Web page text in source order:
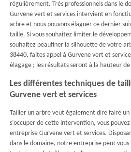
régulièrement. Très professionnels dans le
Gurvene vert et services intervient en
arbre et nous pouvons élaguer ce dernier
taille. Si vous souhaitez limiter le
souhaitez peaufiner la silhouette de votre
38440, faites appel à Gurvene vert et
élagage ; les résultats seront à la hauteur de
Les différentes techniques de
Gurvene vert et services
Tailler un arbre veut également dire faire un
s’occuper de cette intervention, vous
entreprise Gurvene vert et services.
dans le domaine, notre entreprise peut